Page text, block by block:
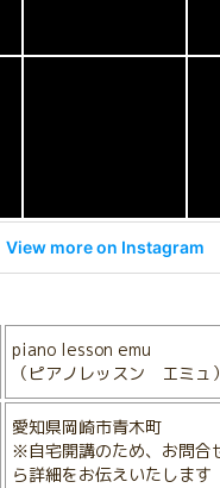
View more on Instagram
piano lesson emu
（ピアノレッスン エミュ）
愛知県岡崎市青木町
※自宅開講のため、お問合
ら詳細をお伝えいたします